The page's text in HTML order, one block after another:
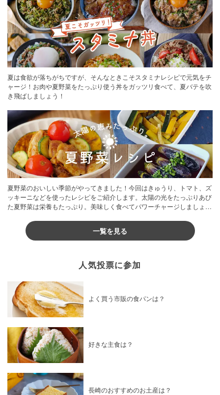
夏は食欲が落ちがちですが、そんなときこそスタミナレシピで元気をチ
ャージ！お肉や夏野菜をたっぷり使う丼をガッツリ食べて、夏バテを吹
き飛ばしましょう！
夏野菜のおいしい季節がやってきました！今回はきゅうり、トマト、ズ
ッキーニなどを使ったレシピをご紹介します。太陽の光をたっぷりあび
た夏野菜は栄養もたっぷり。美味しく食べてパワーチャージしましょう
一覧を見る
人気投票に参加
よく買う市販の食パンは？
好きな主食は？
長崎のおすすめのお土産は？